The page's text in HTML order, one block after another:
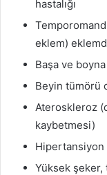
hastalığı
eklem)
Başa ve boyna
Beyin tümörü
Ateroskleroz
kaybetmesi)
Hipertansiyon
Yüksek